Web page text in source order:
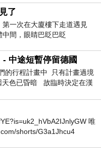
了
一次在大廈樓下走道遇見
間，眼睛巴眨巴眨
- 中途短暫停留德國
的行程計畫中 只有計畫過境
色已昏暗 故臨時決定在漢
唯
shorts/G3a1Jhcu4